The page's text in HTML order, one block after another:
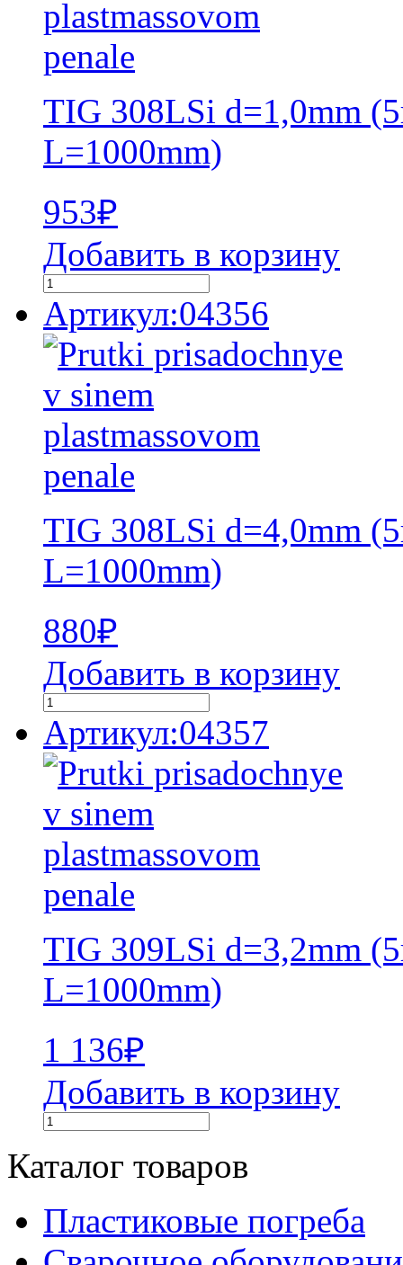
TIG 308LSi d=1,0mm
L=1000mm)
953₽
Добавить в корзину
Артикул:04356
TIG 308LSi d=4,0mm
L=1000mm)
880₽
Добавить в корзину
Артикул:04357
TIG 309LSi d=3,2mm
L=1000mm)
1 136₽
Добавить в корзину
Каталог товаров
Пластиковые погреба